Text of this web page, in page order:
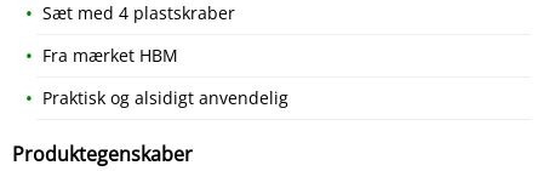
Sæt med 4 plastskraber
Fra mærket HBM
Praktisk og alsidigt anvendelig
Produktegenskaber